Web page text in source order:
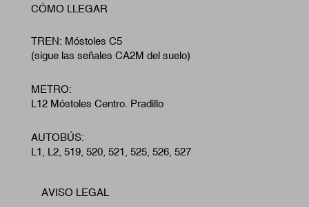
CÓMO LLEGAR
TREN: Móstoles C5
(sigue las señales CA2M del suelo)
METRO:
L12 Móstoles Centro. Pradillo
AUTOBÚS:
L1, L2, 519, 520, 521, 525, 526, 527
Footer
AVISO LEGAL